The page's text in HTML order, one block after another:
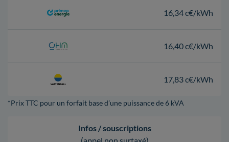
16,34 c€/kWh
16,40 c€/kWh
17,83 c€/kWh
*Prix TTC pour un forfait base d’une puissance de 6 kVA
Infos / souscriptions